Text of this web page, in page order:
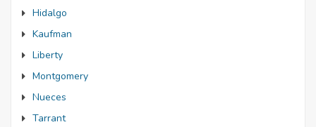
Hidalgo
Kaufman
Liberty
Montgomery
Nueces
Tarrant